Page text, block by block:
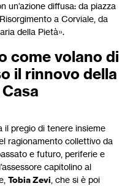
un’azione diffusa: da piazza
a Corviale, da
della Pietà».
come volano di
il rinnovo della
il pregio di tenere insieme
ragionamento collettivo da
e futuro, periferie e
capitolino al
Tobia Zevi , che si è poi